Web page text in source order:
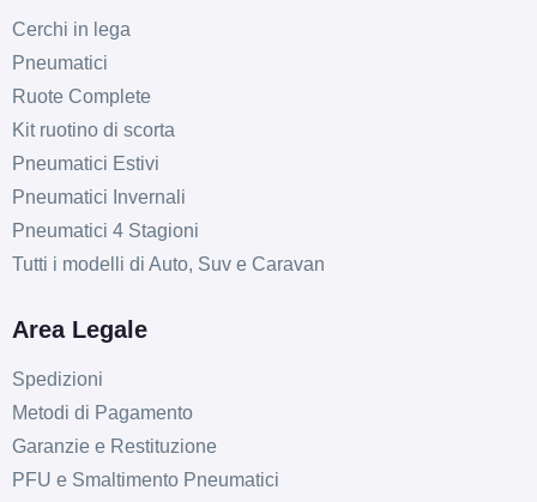
Cerchi in lega
Pneumatici
Ruote Complete
Kit ruotino di scorta
Pneumatici Estivi
Pneumatici Invernali
Pneumatici 4 Stagioni
Tutti i modelli di Auto, Suv e Caravan
Area Legale
Spedizioni
Metodi di Pagamento
Garanzie e Restituzione
PFU e Smaltimento Pneumatici